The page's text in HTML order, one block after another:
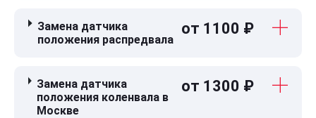
Замена датчика
положения распредвала
от 1100 ₽
Замена датчика
положения коленвала в
Москве
от 1300 ₽